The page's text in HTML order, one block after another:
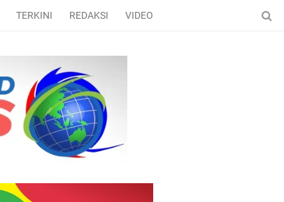
TERKINI REDAKSI VIDEO